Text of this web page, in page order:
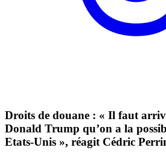
Droits de douane : « Il faut
Donald Trump qu’on a la
Etats-Unis », réagit Cédric